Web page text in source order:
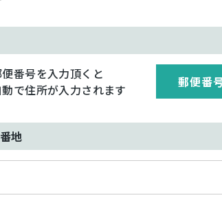
番号を入力頂くと
動で住所が入力されます
郵便番
地